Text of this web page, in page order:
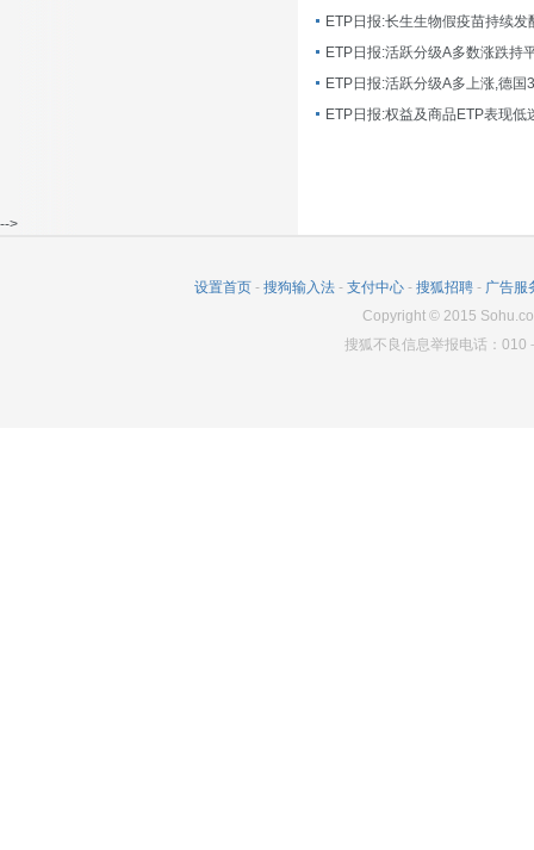
ETP日报:长生生物假疫苗持续发
ETP日报:活跃分级A多数涨跌持
ETP日报:活跃分级A多上涨,德国
-->
设置首页 - 搜狗输入法 - 支付中心 - 搜狐招聘 - 广告服
Copyright© 2015
搜狐不良信息举报电话：010